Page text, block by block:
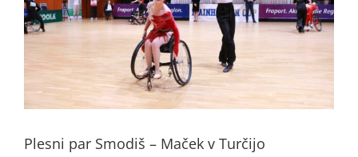
Plesni par Smodiš – Maček v Turčijo